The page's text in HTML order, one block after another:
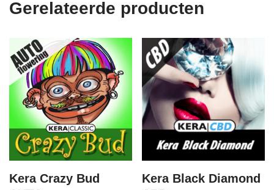
Gerelateerde producten
Kera Crazy Bud
Kera Black Diamond